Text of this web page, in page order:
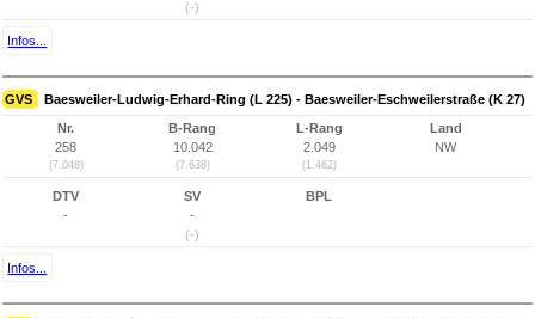
(-)
Infos...
GVS Baesweiler-Ludwig-Erhard-Ring (L 225) - Baesweiler-Eschweilerstraße (K 27)
Nr.
258
(7.048)
B-Rang
10.042
(7.638)
L-Rang
2.049
(1.462)
Land
NW
DTV
-
SV
-
(-)
BPL
Infos...